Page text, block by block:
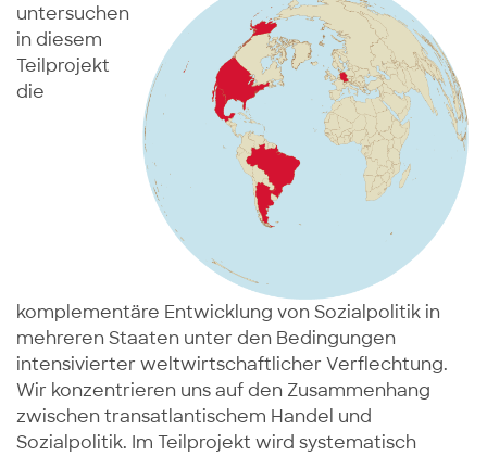
untersuchen
in diesem
Teilprojekt
die
komplementäre Entwicklung von Sozialpolitik in
mehreren Staaten unter den Bedingungen
intensivierter weltwirtschaftlicher Verflechtung.
Wir konzentrieren uns auf den Zusammenhang
zwischen transatlantischem Handel und
Sozialpolitik. Im Teilprojekt wird systematisch